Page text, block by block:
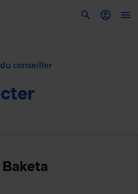
conseiller